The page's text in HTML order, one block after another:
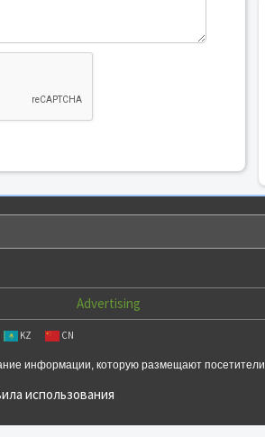
Advertising
KZ CN
информации, которую размещают посетители
использования